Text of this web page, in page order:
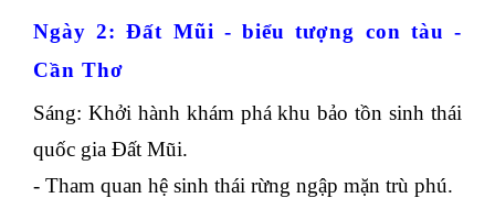
Ngày 2: Đất Mũi - biểu tượng con tàu -
Cần Thơ
Sáng: Khởi hành khám phá khu bảo tồn sinh thái
quốc gia Đất Mũi.
- Tham quan hệ sinh thái rừng ngập mặn trù phú.